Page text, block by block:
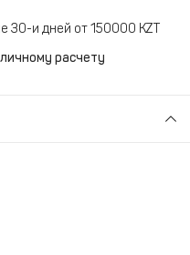
30-и дней от 150000 KZT
расчету